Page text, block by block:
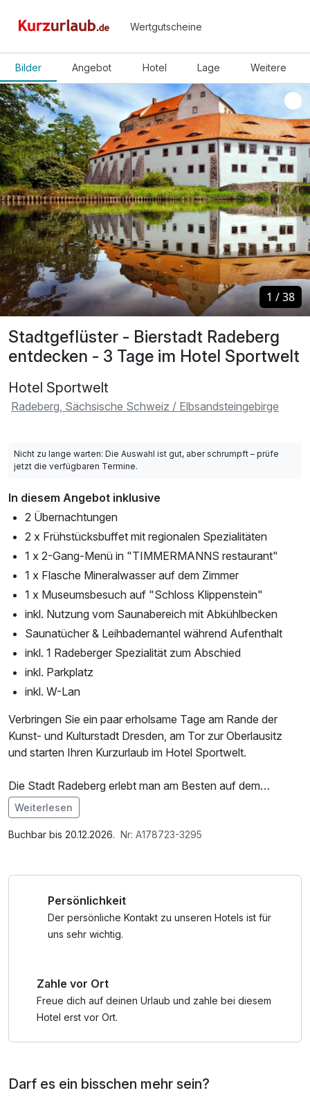
Wertgutscheine
Bilder Angebot Hotel Lage Weitere
Stadtgeflüster - Bierstadt Radeberg
entdecken - 3 Tage im Hotel Sportwelt
Hotel Sportwelt
Radeberg, Sächsische Schweiz / Elbsandsteingebirge
1 /38
1 /38
Nicht zu lange warten: Die Auswahl ist gut, aber schrumpft – prüfe
jetzt die verfügbaren Termine.
In diesem Angebot inklusive
2 Übernachtungen
2 x Frühstücksbuffet mit regionalen Spezialitäten
1 x 2-Gang-Menü in "TIMMERMANNS restaurant"
1 x Flasche Mineralwasser auf dem Zimmer
1 x Museumsbesuch auf "Schloss Klippenstein"
inkl. Nutzung vom Saunabereich mit Abkühlbecken
Saunatücher & Leihbademantel während Aufenthalt
inkl. 1 Radeberger Spezialität zum Abschied
inkl. Parkplatz
inkl. W-Lan
Verbringen Sie ein paar erholsame Tage am Rande der
Kunst- und Kulturstadt Dresden, am Tor zur Oberlausitz
und starten Ihren Kurzurlaub im Hotel Sportwelt.
Die Stadt Radeberg erlebt man am Besten auf dem
"Bierstadtpfad" und lernt die Tradition und Geschichte auf
eigene Faust kennen. Verschiedene Einkehrmöglichkeiten
sorgen für gewünschte Abwechselung. Dabei kann ein
interessante Einblicke der 800jährigen Stadt blicken.
Die Nähe zu Dresden und seinen barocken
Seen und umgebindehäusern oder auch das Sächsische
Elbland mit den Weinbergen lassen weitere Optionen offen,
um den Kurztrip nach Radeberg zu etwas Besonderem
im "TIMMERMANNS restaurant" mit einem Abendessen .
Im Angebot enthalten
Saunabenutzung, Saunatuch, Leihbademantel, Parkplatz,
Weiterlesen
Buchbar bis 20.12.2026. Nr: A178723-3295
Persönlichkeit
Der persönliche Kontakt zu unseren Hotels ist für
uns sehr wichtig.
Zahle vor Ort
Freue dich auf deinen Urlaub und zahle bei diesem
Hotel erst vor Ort.
Darf es ein bisschen mehr sein?